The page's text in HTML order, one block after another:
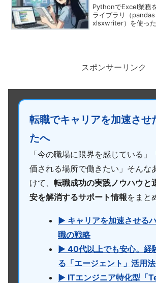
PythonでExcel業務
ライブラリ（
xlsxwriter）を使っ
スポンサーリンク
転職でキャリアを加速させ
たへ
「今の職場に限界を感じている」
価される場所で働きたい」そんな
けて、 転職成功の実践ノウハウと
安を解消するサポート情報をまと
▶ キャリアを加速させる
職の戦略
▶ 40代以上でも安心。経
る「エージェント」活用法
▶ ITエンジニア特化型「